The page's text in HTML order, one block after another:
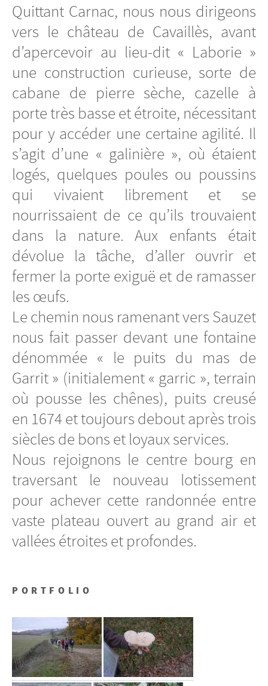
Quittant Carnac, nous nous dirigeons
vers le château de Cavaillès, avant
d’apercevoir au lieu-dit « Laborie »
une construction curieuse, sorte de
cabane de pierre sèche, cazelle à
porte très basse et étroite, nécessitant
pour y accéder une certaine agilité. Il
s’agit d’une « galinière », où étaient
logés, quelques poules ou poussins
qui vivaient librement et se
nourrissaient de ce qu’ils trouvaient
dans la nature. Aux enfants était
dévolue la tâche, d’aller ouvrir et
fermer la porte exiguë et de ramasser
les œufs.
Le chemin nous ramenant vers Sauzet
nous fait passer devant une fontaine
dénommée « le puits du mas de
Garrit » (initialement « garric », terrain
où pousse les chênes), puits creusé
en 1674 et toujours debout après trois
siècles de bons et loyaux services.
Nous rejoignons le centre bourg en
traversant le nouveau lotissement
pour achever cette randonnée entre
vaste plateau ouvert au grand air et
vallées étroites et profondes.
PORTFOLIO